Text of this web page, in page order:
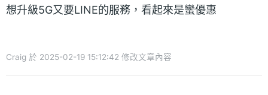
想升級5G又要LINE的服務，看起來是蠻優惠
Craig 於 2025-02-19 15:12:42 修改文章內容